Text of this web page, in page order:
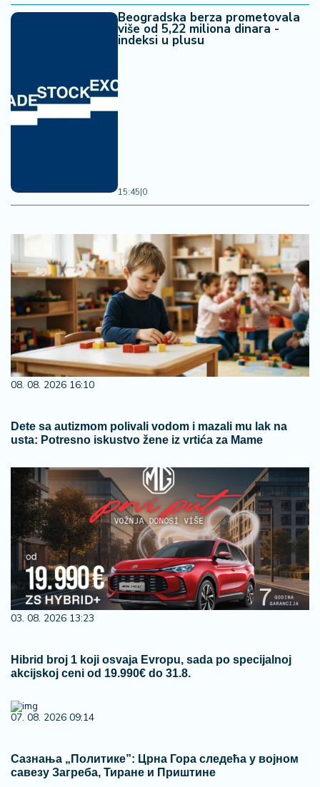
Beogradska berza prometovala
više od 5,22 miliona dinara -
indeksi u plusu
15:45|0
08. 08. 2026 16:10
Dete sa autizmom polivali vodom i mazali mu lak na
usta: Potresno iskustvo žene iz vrtića za Mame
03. 08. 2026 13:23
Hibrid broj 1 koji osvaja Evropu, sada po specijalnoj
akcijskoj ceni od 19.990€ do 31.8.
07. 08. 2026 09:14
Сазнања „Политике”: Црна Гора следећа у војном
савезу Загреба, Тиране и Приштине